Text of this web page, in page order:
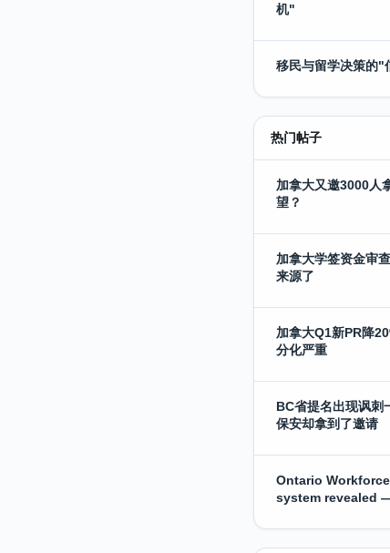
机"
移民与留学决策的"
热门帖子
加拿大又邀3000人
望？
加拿大学签资金审
来源了
加拿大Q1新PR降
分化严重
BC省提名出现讽刺
保安却拿到了邀请
Ontario
system revealed